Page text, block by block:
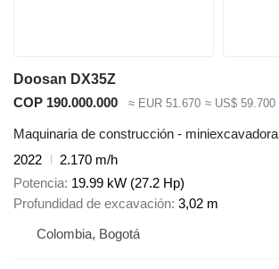
Doosan DX35Z
COP 190.000.000
≈ EUR 51.670 ≈ US$ 59.700
Maquinaria de construcción - miniexcavadora
2022
2.170 m/h
Potencia 19.99 kW (27.2 Hp)
Profundidad de excavación 3,02 m
Colombia, Bogotá